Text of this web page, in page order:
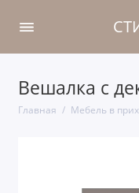
Вешалка с
Главная Мебель в